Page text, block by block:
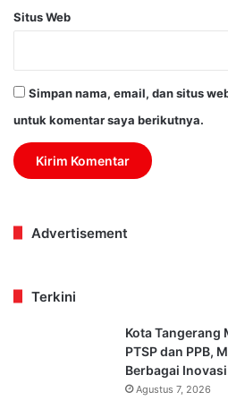
Situs Web
Simpan nama, email, dan situs
untuk komentar saya berikutnya.
Advertisement
Terkini
Kota Tangerang
PTSP dan PPB,
Berbagai
Agustus 7, 2026